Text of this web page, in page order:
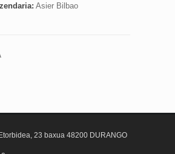
Asier Bilbao
23 baxua 48200 DURANGO